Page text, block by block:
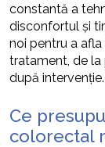
constantă a
disconfortul și
noi pentru a
tratament, de la
după intervenție.
Ce
colorectal